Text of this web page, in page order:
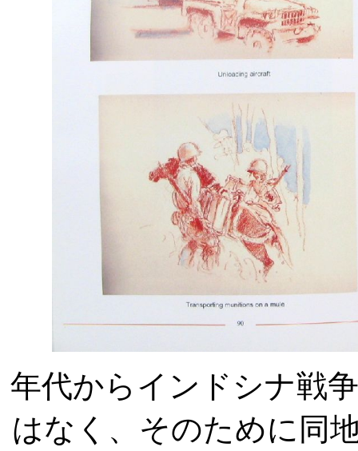
年代からインドシナ戦
はなく、そのために同